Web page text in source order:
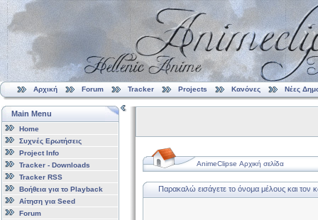
Αρχική Forum Tracker Projects Κανόνες Νέες
Main Menu
Home
Συχνές Ερωτήσεις
Project Info
Tracker - Downloads
Tracker RSS
Βοήθεια για το Playback
Αίτηση για Seed
Forum
AnimeClipse Αρχική σελίδα
Παρακαλώ εισάγετε το όνομα μέλους και τον